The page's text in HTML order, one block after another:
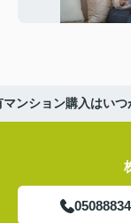
ンション購入はい